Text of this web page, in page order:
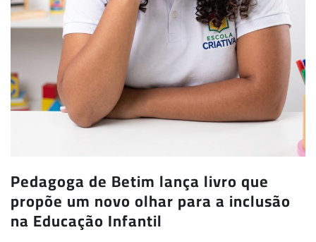
Pedagoga de Betim lança livro que
propõe um novo olhar para a inclusão
na Educação Infantil